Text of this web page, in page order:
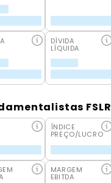
DÍVIDA
LÍQUIDA
FSLR
ÍNDICE
PREÇO/LUCRO
MARGEM
EBITDA